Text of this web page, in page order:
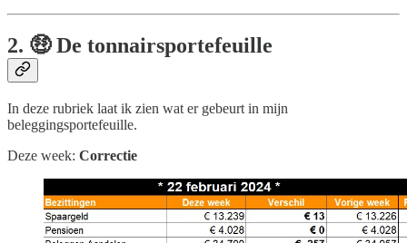
2. 🤑 De tonnairsportefeuille
In deze rubriek laat ik zien wat er gebeurt in mijn
beleggingsportefeuille.
Deze week: Correctie